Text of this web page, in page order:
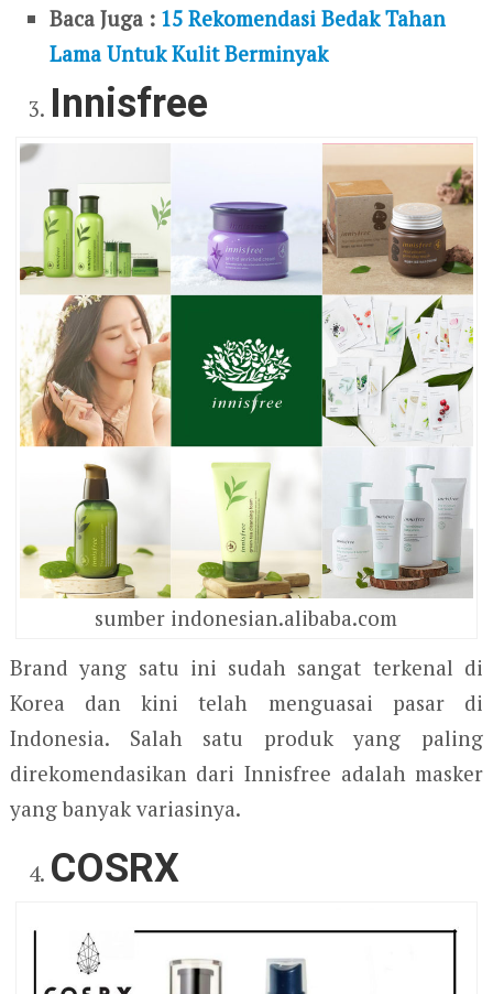
Baca Juga : 15 Rekomendasi Bedak Tahan
Lama Untuk Kulit Berminyak
Innisfree
sumber indonesian.alibaba.com
Brand yang satu ini sudah sangat terkenal di
Korea dan kini telah menguasai pasar di
Indonesia. Salah satu produk yang paling
direkomendasikan dari Innisfree adalah masker
yang banyak variasinya.
COSRX